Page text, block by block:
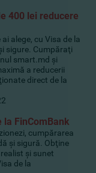
400 lei reducere
alege, cu Visa de la
sigure. Cumpăraţi
smart.md şi
a reducerii
direct de la
la FinComBank
cumpărarea
şi sigură. Obţine
şi sunet
de la